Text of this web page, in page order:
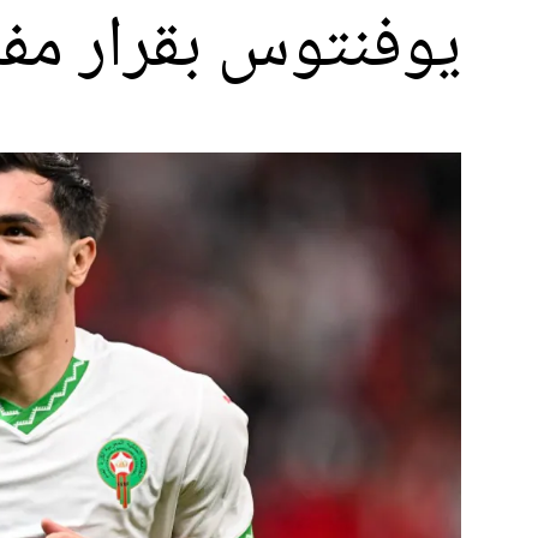
يوفنتوس بقرار